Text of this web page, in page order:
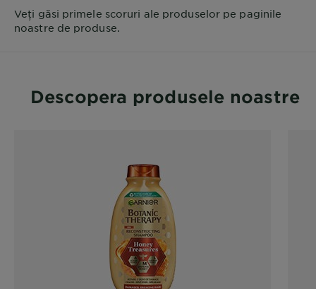
Veți găsi primele scoruri ale produselor pe paginile
noastre de produse.
Descopera produsele noastre